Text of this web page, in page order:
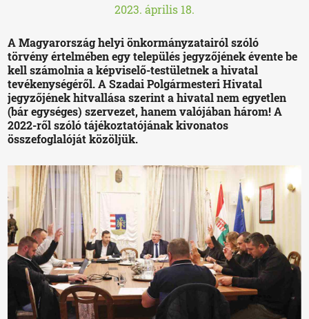
2023. április 18.
A Magyarország helyi önkormányzatairól szóló
törvény értelmében egy település jegyzőjének évente be
kell számolnia a képviselő-testületnek a hivatal
tevékenységéről. A Szadai Polgármesteri Hivatal
jegyzőjének hitvallása szerint a hivatal nem egyetlen
(bár egységes) szervezet, hanem valójában három! A
2022-ről szóló tájékoztatójának kivonatos
összefoglalóját közöljük.